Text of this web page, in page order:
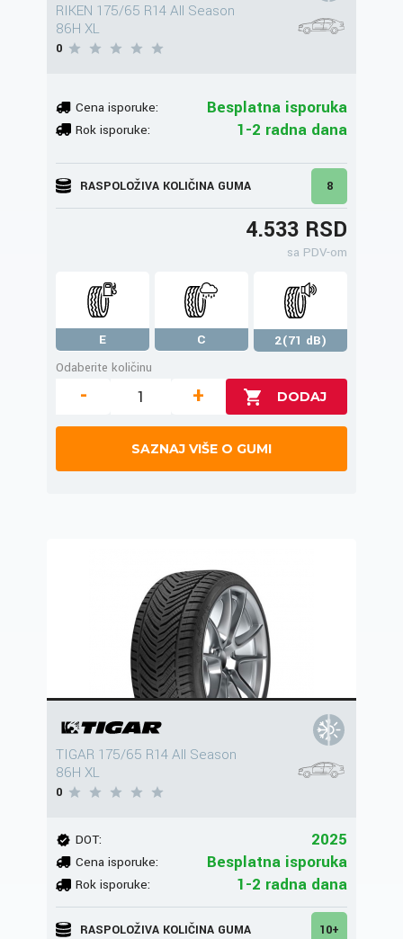
RIKEN 175/65 R14 All Season
86H XL
0
Cena isporuke: Besplatna isporuka
Rok isporuke: 1-2 radna dana
RASPOLOŽIVA KOLIČINA GUMA 8
4.533 RSD
sa PDV-om
E C
2(71 dB)
Odaberite količinu
- +
SAZNAJ VIŠE O GUMI
TIGAR 175/65 R14 All Season
86H XL
0
DOT: 2025
Cena isporuke: Besplatna isporuka
Rok isporuke: 1-2 radna dana
RASPOLOŽIVA KOLIČINA GUMA 10+